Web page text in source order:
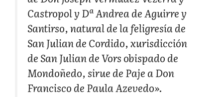
Castropol y Dª Andrea de Aguirre y
Santirso, natural de la feligresía de
San Julian de Cordido, xurisdicción
de San Julian de Vors obispado de
Mondoñedo, sirue de Paje a Don
Francisco de Paula Azevedo».